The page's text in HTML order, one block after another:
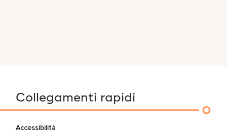
Collegamenti rapidi
Accessibilità